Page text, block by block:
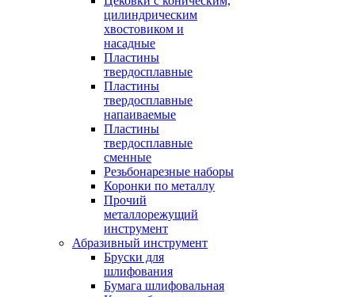
цилиндрическим
хвостовиком и
насадные
Пластины
твердосплавные
Пластины
твердосплавные
напаиваемые
Пластины
твердосплавные
сменные
Резьбонарезные наборы
Коронки по металлу
Прочий
металлорежущий
инструмент
Абразивный инструмент
Бруски для
шлифования
Бумага шлифовальная